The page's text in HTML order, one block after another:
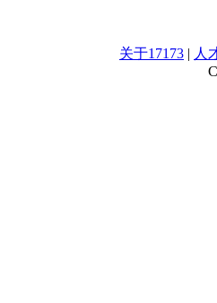
关于17173 | 人